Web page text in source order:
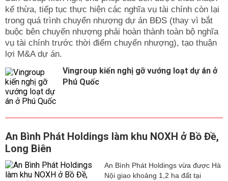
kế thừa, tiếp tục thực hiện các nghĩa vụ tài chính còn lại
trong quá trình chuyển nhượng dự án BĐS (thay vì bắt
buộc bên chuyển nhượng phải hoàn thành toàn bộ nghĩa
vụ tài chính trước thời điểm chuyển nhượng), tạo thuận
lợi M&A dự án.
Vingroup kiến nghị gỡ vướng loạt dự án ở
Phú Quốc
An Bình Phát Holdings làm khu NOXH ở Bồ Đề,
Long Biên
An Bình Phát Holdings vừa được Hà
Nội giao khoảng 1,2 ha đất tại